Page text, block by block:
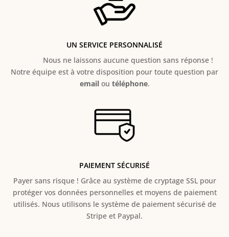
UN SERVICE PERSONNALISÉ
Nous ne laissons aucune question sans réponse !
Notre équipe est à votre disposition pour toute question par
emailou téléphone.
PAIEMENT SÉCURISÉ
Payer sans risque ! Grâce au système de cryptage SSL pour
protéger vos données personnelles et moyens de paiement
utilisés. Nous utilisons le système de paiement sécurisé de
Stripe et Paypal.